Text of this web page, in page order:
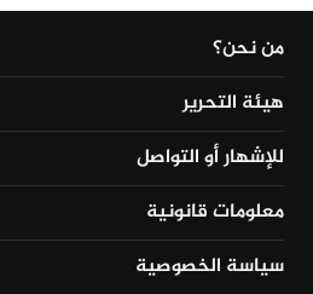
من نحن؟
هيئة التحرير
للإشهار أو التواصل
معلومات قانونية
سياسة الخصوصية